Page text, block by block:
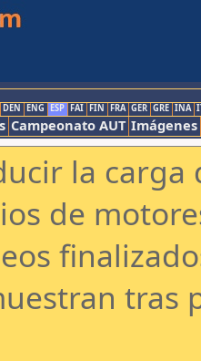
DEN ENG ESP FAI FIN FRA GER GRE INA
Campeonato AUT Imágenes
la
de
tras